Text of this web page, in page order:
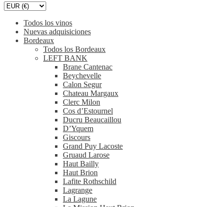
Todos los vinos
Nuevas adquisiciones
Bordeaux
Todos los Bordeaux
LEFT BANK
Brane Cantenac
Beychevelle
Calon Segur
Chateau Margaux
Clerc Milon
Cos d’Estournel
Ducru Beaucaillou
D’Yquem
Giscours
Grand Puy Lacoste
Gruaud Larose
Haut Bailly
Haut Brion
Lafite Rothschild
Lagrange
La Lagune